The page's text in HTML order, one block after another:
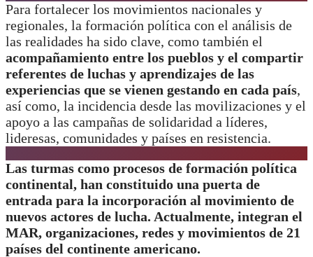
Para fortalecer los movimientos nacionales y
regionales, la formación política con el análisis de
las realidades ha sido clave, como también el
acompañamiento entre los pueblos y el compartir
referentes de luchas y aprendizajes de las
experiencias que se vienen gestando en cada país,
así como, la incidencia desde las movilizaciones y el
apoyo a las campañas de solidaridad a líderes,
lideresas, comunidades y países en resistencia.
Las turmas como procesos de formación política
continental, han constituido una puerta de
entrada para la incorporación al movimiento de
nuevos actores de lucha. Actualmente, integran el
MAR, organizaciones, redes y movimientos de 21
países del continente americano.